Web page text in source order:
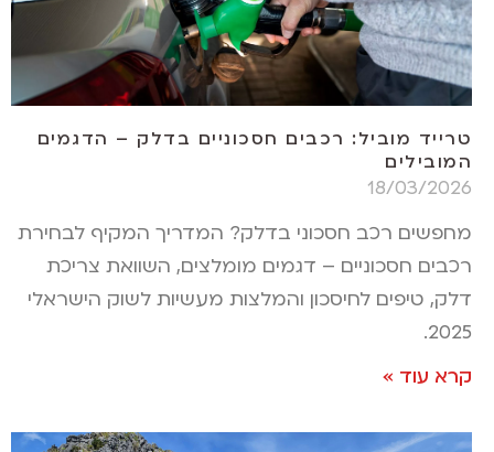
טרייד מוביל: רכבים חסכוניים בדלק – הדגמים
המובילים
18/03/2026
מחפשים רכב חסכוני בדלק? המדריך המקיף לבחירת
רכבים חסכוניים – דגמים מומלצים, השוואת צריכת
דלק, טיפים לחיסכון והמלצות מעשיות לשוק הישראלי
2025.
קרא עוד »